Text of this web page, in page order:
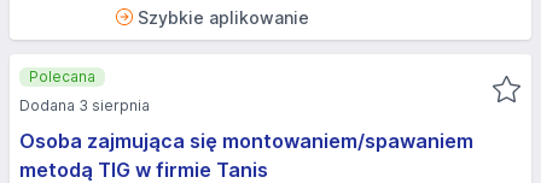
Szybkie aplikowanie
Osoba zajmująca się montowaniem/spawaniem
metodą TIG w firmie Tanis
Polecana
Dodana 3 sierpnia